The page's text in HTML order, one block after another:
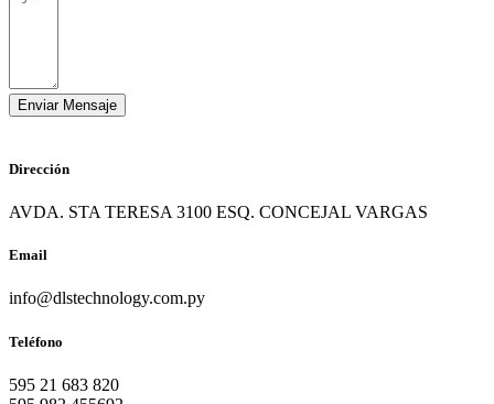
Dirección
AVDA. STA TERESA 3100 ESQ. CONCEJAL VARGAS
Email
info@dlstechnology.com.py
Teléfono
595 21 683 820